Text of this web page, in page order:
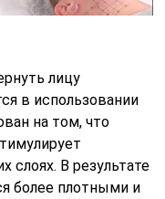
лицу
в использовании
на том, что
слоях. В результате
более плотными и